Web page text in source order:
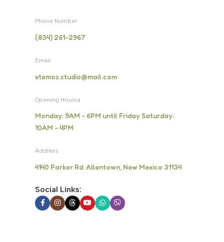
Phone Number
(834) 261-2967
Email
xtemos.studio@mail.com
Opening Hoursa
Monday: 9AM - 6PM until Friday Saturday:
10AM - 4PM
Address
4140 Parker Rd. Allentown, New Mexico 31134
Social Links: